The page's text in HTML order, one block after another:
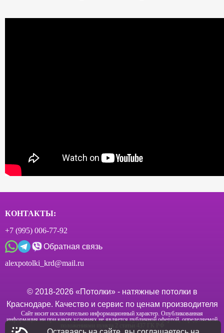
КОНТАКТЫ:
+7 (995) 006-77-92
Обратная связь
alexpotolki_krd@mail.ru
© 2018-2026«Потолки» - натяжные потолки в
Краснодаре. Качество и сервис по ценам производителя
Сайт носит исключительно информационный характер. Опубликованная
информация ни при каких условиях не является публичной офертой, определяемой